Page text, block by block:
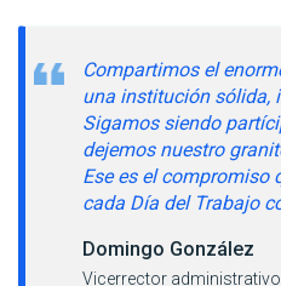
Compartimos el
una institución sólida,
Sigamos siendo
dejemos nuestro
Ese es el compromiso
cada Día del Trabajo
Domingo González
Vicerrector administrativo